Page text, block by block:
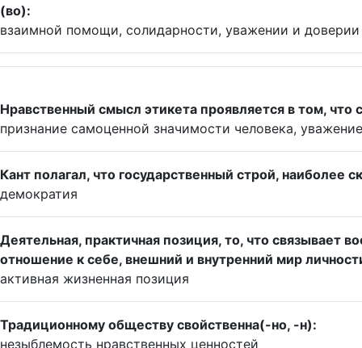
(во):
взаимной помощи, солидарности, уважении и доверии
Нравственный смысл этикета проявляется в том,
признание самоценной значимости человека,
Кант полагал, что государственный строй, наиболее
демократия
Деятельная, практичная позиция, то, что связывает
отношение к себе, внешний и внутренний мир
активная жизненная позиция
Традиционному обществу свойственна(-но, -н):
незыблемость нравственных ценностей